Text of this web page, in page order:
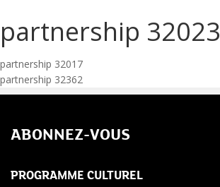
partnership 32023
Navigation
de
l’article
partnership 32017
partnership 32362
ABONNEZ-VOUS
PROGRAMME CULTUREL